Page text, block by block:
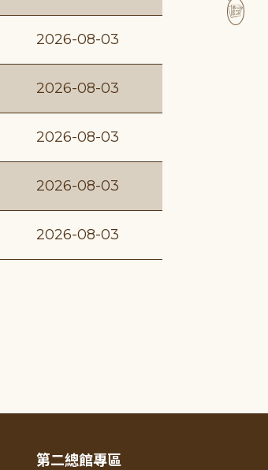
2026-08-03
2026-08-03
2026-08-03
2026-08-03
2026-08-03
第二總館專區